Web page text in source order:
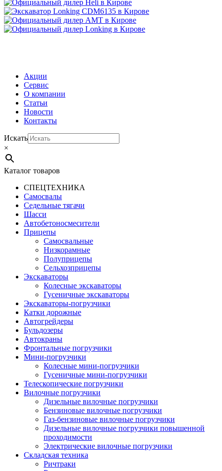
Акции
Сервис
О компании
Статьи
Новости
Контакты
Искать
×
Каталог товаров
СПЕЦТЕХНИКА
Самосвалы
Седельные тягачи
Шасси
Автобетоно­смесители
Прицепы
Самосвальные
Низкорамные
Полуприцепы
Сельхозприцепы
Экскаваторы
Колесные экскаваторы
Гусеничные экскаваторы
Экскаваторы-погрузчики
Катки дорожные
Автогрейдеры
Бульдозеры
Автокраны
Фронтальные погрузчики
Мини-погрузчики
Колесные мини-погрузчики
Гусеничные мини-погрузчики
Телескопические погрузчики
Вилочные погрузчики
Дизельные вилочные погрузчики
Бензиновые вилочные погрузчики
Газ-бензиновые вилочные погрузчики
Дизельные вилочные погрузчики повышенной
проходимости
Электрические вилочные погрузчики
Складская техника
Ричтраки